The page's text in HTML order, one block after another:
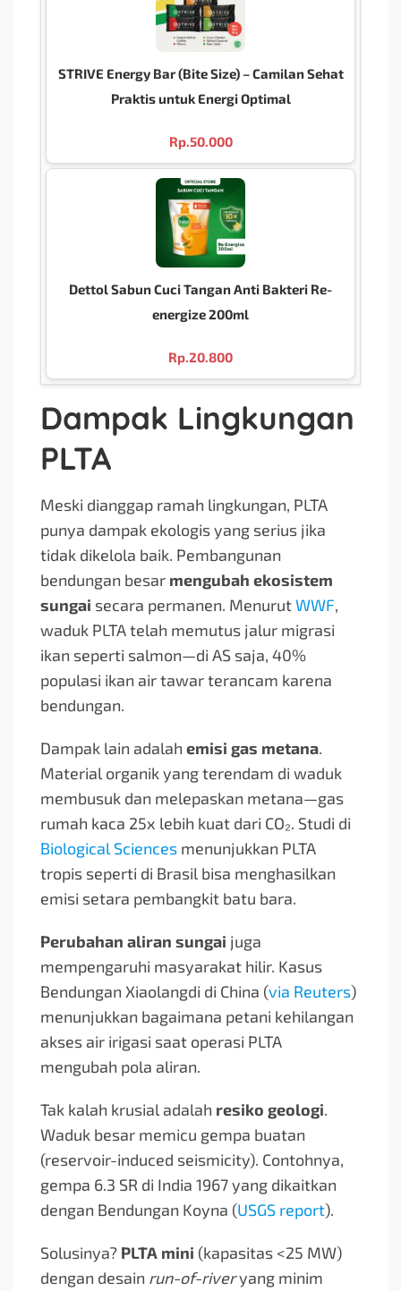
STRIVE Energy Bar (Bite Size) – Camilan Sehat
Praktis untuk Energi Optimal
Rp.50.000
Dettol Sabun Cuci Tangan Anti Bakteri Re-
energize 200ml
Rp.20.800
Dampak Lingkungan
PLTA
Meski dianggap ramah lingkungan, PLTA
punya dampak ekologis yang serius jika
tidak dikelola baik. Pembangunan
bendungan besar mengubah ekosistem
sungai secara permanen. MenurutWWF,
waduk PLTA telah memutus jalur migrasi
ikan seperti salmon—di AS saja, 40%
populasi ikan air tawar terancam karena
bendungan.
Dampak lain adalah emisi gas metana.
Material organik yang terendam di waduk
membusuk dan melepaskan metana—gas
rumah kaca 25x lebih kuat dari CO₂. Studi di
Biological Sciences menunjukkan PLTA
tropis seperti di Brasil bisa menghasilkan
emisi setara pembangkit batu bara.
Perubahan aliran sungai juga
mempengaruhi masyarakat hilir. Kasus
Bendungan Xiaolangdi di China (via Reuters)
menunjukkan bagaimana petani kehilangan
akses air irigasi saat operasi PLTA
mengubah pola aliran.
Tak kalah krusial adalah resiko geologi.
Waduk besar memicu gempa buatan
(reservoir-induced seismicity). Contohnya,
gempa 6.3 SR di India 1967 yang dikaitkan
dengan Bendungan Koyna (USGS report).
Solusinya? PLTA mini (kapasitas <25 MW)
dengan desain run-of-riveryang minim